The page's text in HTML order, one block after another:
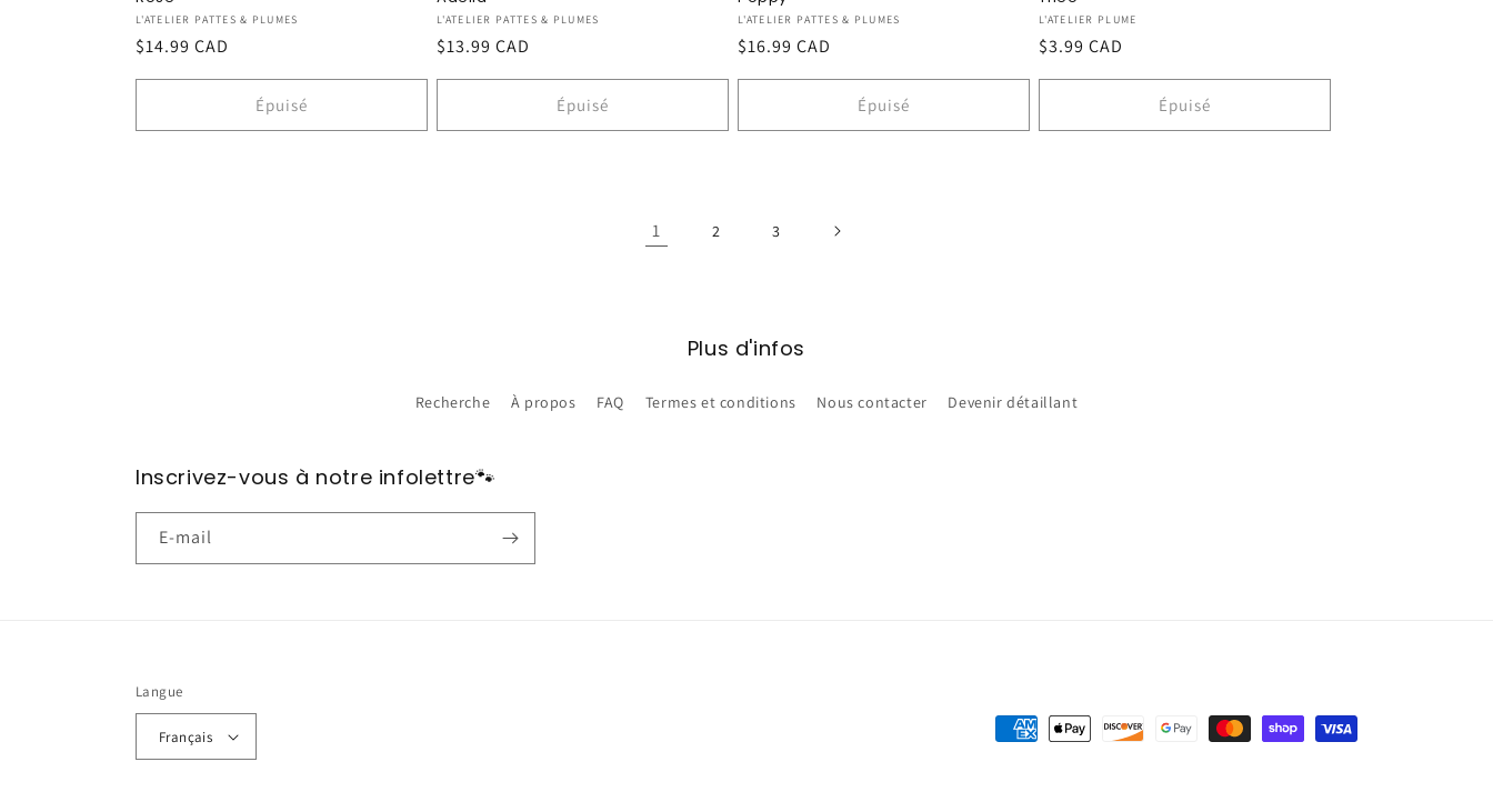
Fournisseur :
L'ATELIER PATTES & PLUMES
Prix
$14.99 CAD
Épuisé
Fournisseur :
L'ATELIER PATTES & PLUMES
Prix
$13.99 CAD
Épuisé
Fournisseur :
L'ATELIER PATTES & PLUMES
Prix
$16.99 CAD
Épuisé
Fournisseur :
L'ATELIER PLUME
Prix
$3.99 CAD
Épuisé
1 2 3
Plus d'infos
Recherche À propos FAQ Termes et conditions Nous contacter Devenir détaillant
Inscrivez-vous à notre infolettre🐾
E-mail
Langue
Français
Moyens